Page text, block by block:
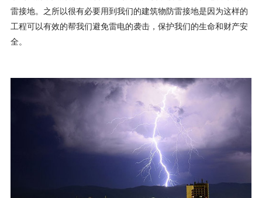
雷接地。之所以很有必要用到我们的建筑物防雷接地是因为这样的
工程可以有效的帮我们避免雷电的袭击，保护我们的生命和财产安
全。